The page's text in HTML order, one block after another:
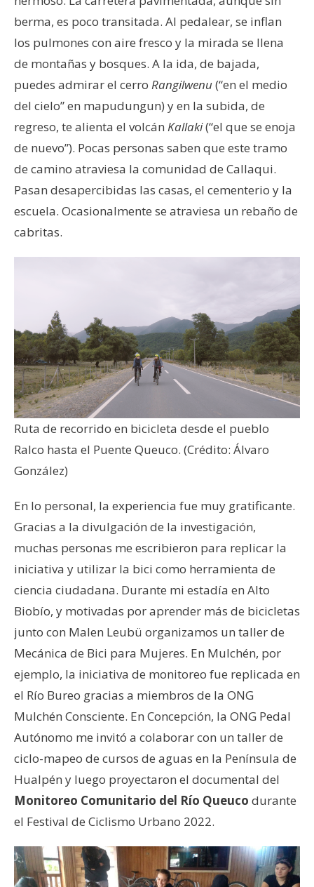
berma, es poco transitada. Al pedalear, se inflan
los pulmones con aire fresco y la mirada se llena
de montañas y bosques. A la ida, de bajada,
puedes admirar el cerro Rangilwenu(“en el medio
del cielo” en mapudungun) y en la subida, de
regreso, te alienta el volcán Kallaki(“el que se enoja
de nuevo”). Pocas personas saben que este tramo
de camino atraviesa la comunidad de Callaqui.
Pasan desapercibidas las casas, el cementerio y la
escuela. Ocasionalmente se atraviesa un rebaño de
cabritas.
Ruta de recorrido en bicicleta desde el pueblo
Ralco hasta el Puente Queuco. (Crédito: Álvaro
González)
En lo personal, la experiencia fue muy gratificante.
Gracias a la divulgación de la investigación,
muchas personas me escribieron para replicar la
iniciativa y utilizar la bici como herramienta de
ciencia ciudadana. Durante mi estadía en Alto
Biobío, y motivadas por aprender más de bicicletas
junto con Malen Leubü organizamos un taller de
Mecánica de Bici para Mujeres. En Mulchén, por
ejemplo, la iniciativa de monitoreo fue replicada en
el Río Bureo gracias a miembros de la ONG
Mulchén Consciente. En Concepción, la ONG Pedal
Autónomo me invitó a colaborar con un taller de
ciclo-mapeo de cursos de aguas en la Península de
Hualpén y luego proyectaron el documental del
Monitoreo Comunitario del Río Queuco durante
el Festival de Ciclismo Urbano 2022.